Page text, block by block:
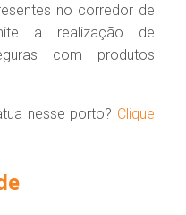
no corredor de
a realização de
com produtos
nesse porto? Clique